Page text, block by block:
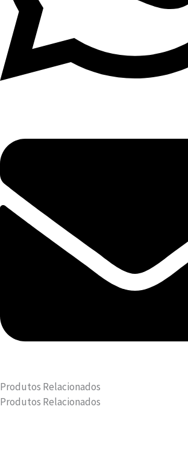
Produtos Relacionados
Produtos Relacionados